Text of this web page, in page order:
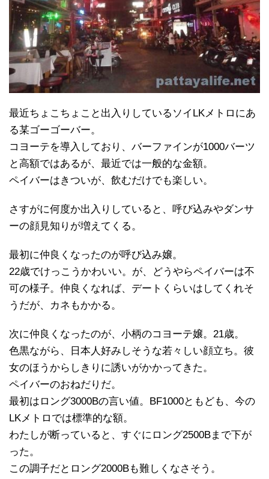
最近ちょこちょこと出入りしているソイLKメトロにあ
る某ゴーゴーバー。
コヨーテを導入しており、バーファインが1000バーツ
と高額ではあるが、最近では一般的な金額。
ペイバーはきついが、飲むだけでも楽しい。
さすがに何度か出入りしていると、呼び込みやダンサ
ーの顔見知りが増えてくる。
最初に仲良くなったのが呼び込み嬢。
22歳でけっこうかわいい。が、どうやらペイバーは不
可の様子。仲良くなれば、デートくらいはしてくれそ
うだが、カネもかかる。
次に仲良くなったのが、小柄のコヨーテ嬢。21歳。
色黒ながら、日本人好みしそうな若々しい顔立ち。彼
女のほうからしきりに誘いがかかってきた。
ペイバーのおねだりだ。
最初はロング3000Bの言い値。BF1000ともども、今の
LKメトロでは標準的な額。
わたしが断っていると、すぐにロング2500Bまで下が
った。
この調子だとロング2000Bも難しくなさそう。